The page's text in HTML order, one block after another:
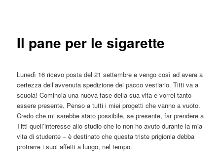
Il pane per le sigarette
Lunedì 16 ricevo posta del 21 settembre e vengo così ad avere a
certezza dell’avvenuta spedizione del pacco vestiario. Titti va a
scuola! Comincia una nuova fase della sua vita e vorrei tanto
essere presente. Penso a tutti i miei progetti che vanno a vuoto.
Credo che mi sarebbe stato possibile, se presente, far prendere a
Titti quell’interesse allo studio che io non ho avuto durante la mia
vita di studente – è destinato che questa triste prigionia debba
protrarre i suoi affetti a lungo, nel tempo.